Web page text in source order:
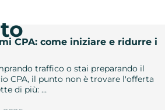
CPA: come iniziare e ridurre i
traffico o stai preparando il
CPA, il punto non è trovare l'offerta
di più: …